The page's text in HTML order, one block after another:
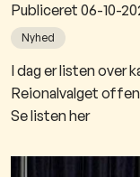
Publiceret 06-10-
Nyhed
​I dag er listen over
Reionalvalget
Se listen her